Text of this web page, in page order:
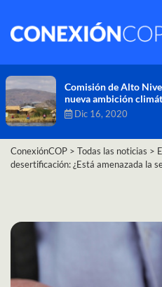
Comisión de Alto
nueva ambición
Dic 16, 2020
ConexiónCOP > Todas las noticias >
desertificación: ¿Está amenazada la